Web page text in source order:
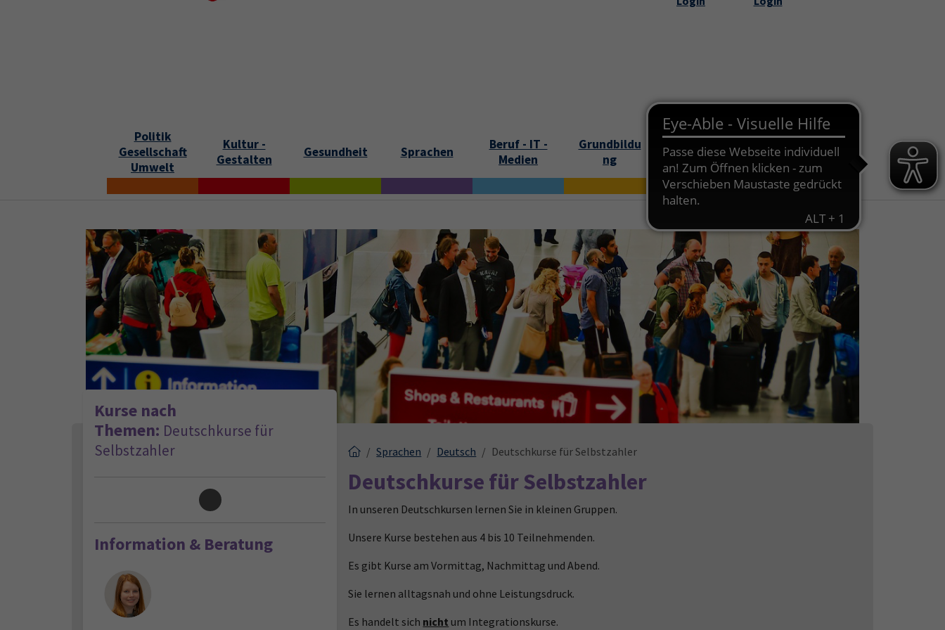
Politik
Gesellschaft
Umwelt
Kultur -
Gestalten
Gesundheit Sprachen
Beruf - IT -
Medien
Grundbildu
ng
Online
Bildungszei
t
Sprachen Deutsch Deutschkurse für Selbstzahler
Deutschkurse für Selbstzahler
In unseren Deutschkursen lernen Sie in kleinen Gruppen.
Unsere Kurse bestehen aus 4 bis 10 Teilnehmenden.
Es gibt Kurse am Vormittag, Nachmittag und Abend.
Sie lernen alltagsnah und ohne Leistungsdruck.
Es handelt sich nicht um Integrationskurse.
Kurse nach
Themen: Deutschkurse für
Selbstzahler
Information & Beratung